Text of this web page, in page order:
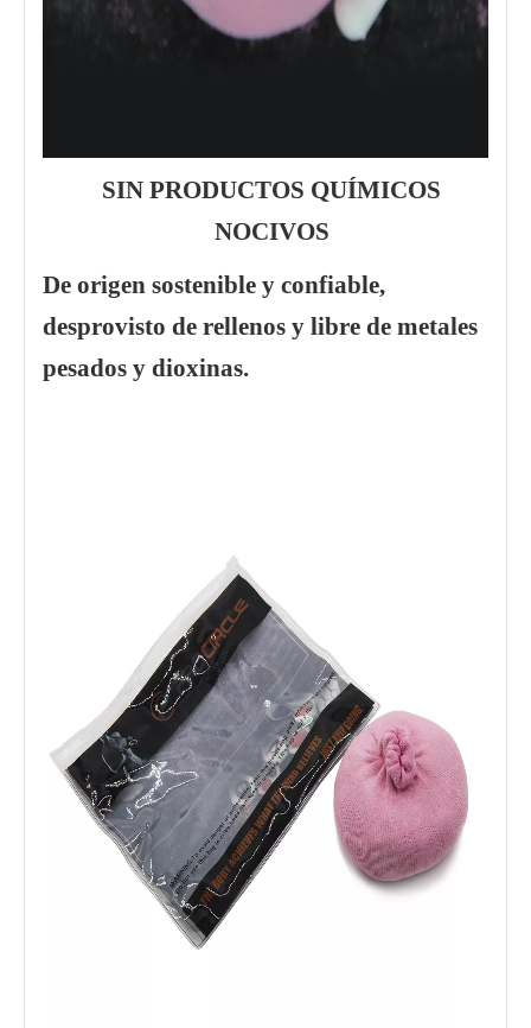
SIN PRODUCTOS QUÍMICOS
NOCIVOS
De origen sostenible y confiable,
desprovisto de rellenos y libre de metales
pesados ​​y dioxinas.